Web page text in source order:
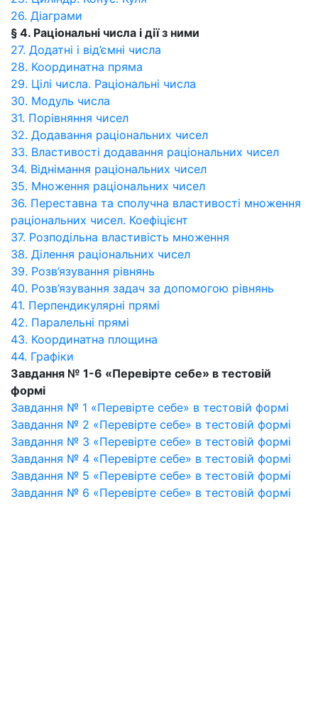
26. Діаграми
§ 4. Раціональні числа і дії з ними
27. Додатні і від’ємні числа
28. Координатна пряма
29. Цілі числа. Раціональні числа
30. Модуль числа
31. Порівняння чисел
32. Додавання раціональних чисел
33. Властивості додавання раціональних чисел
34. Віднімання раціональних чисел
35. Множення раціональних чисел
36. Переставна та сполучна властивості множення
раціональних чисел. Коефіцієнт
37. Розподільна властивість множення
38. Ділення раціональних чисел
39. Розв’язування рівнянь
40. Розв’язування задач за допомогою рівнянь
41. Перпендикулярні прямі
42. Паралельні прямі
43. Координатна площина
44. Графіки
Завдання № 1-6 «Перевірте себе» в тестовій
формі
Завдання № 1 «Перевірте себе» в тестовій формі
Завдання № 2 «Перевірте себе» в тестовій формі
Завдання № 3 «Перевірте себе» в тестовій формі
Завдання № 4 «Перевірте себе» в тестовій формі
Завдання № 5 «Перевірте себе» в тестовій формі
Завдання № 6 «Перевірте себе» в тестовій формі